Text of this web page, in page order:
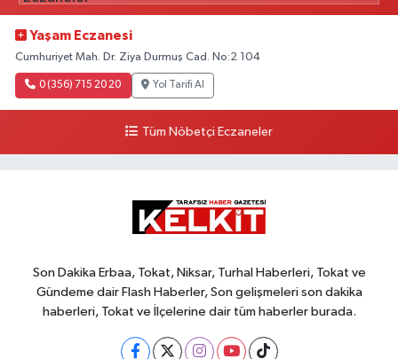
Yaşam Eczanesi
Cumhuriyet Mah. Dr. Ziya Durmuş Cad. No:2 104
0 (356) 715 20 20 Yol Tarifi Al
Tüm Nöbetçi Eczaneler
Son Dakika Erbaa, Tokat, Niksar, Turhal Haberleri, Tokat ve
Gündeme dair Flash Haberler, Son gelişmeleri son dakika
haberleri, Tokat ve İlçelerine dair tüm haberler burada.